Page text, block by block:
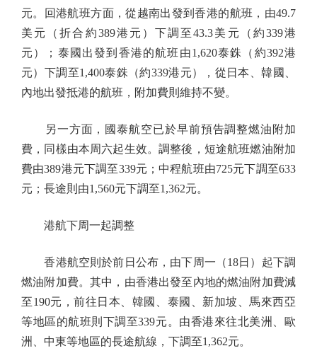
元。回港航班方面，從越南出發到香港的航班，由49.7
美元（折合約389港元）下調至43.3美元（約339港
元）；泰國出發到香港的航班由1,620泰銖（約392港
元）下調至1,400泰銖（約339港元），從日本、韓國、
內地出發抵港的航班，附加費則維持不變。
另一方面，國泰航空已於早前預告調整燃油附加
費，同樣由本周六起生效。調整後，短途航班燃油附加
費由389港元下調至339元；中程航班由725元下調至633
元；長途則由1,560元下調至1,362元。
港航下周一起調整
香港航空則於前日公布，由下周一（18日）起下調
燃油附加費。其中，由香港出發至內地的燃油附加費減
至190元，前往日本、韓國、泰國、新加坡、馬來西亞
等地區的航班則下調至339元。由香港來往北美洲、歐
洲、中東等地區的長途航線，下調至1,362元。